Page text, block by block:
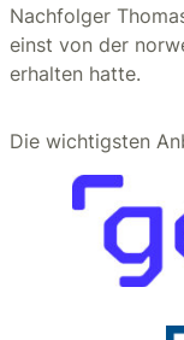
Nachfolger
einst von der
erhalten hatte.
Die wichtigsten